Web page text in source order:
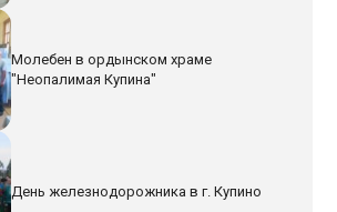
Молебен в ордынском храме
"Неопалимая Купина"
День железнодорожника в г. Купино